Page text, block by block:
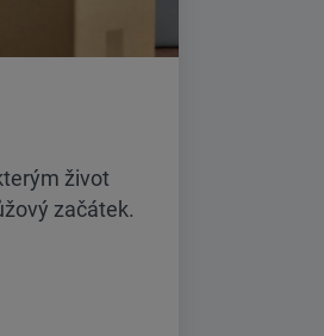
život
začátek.